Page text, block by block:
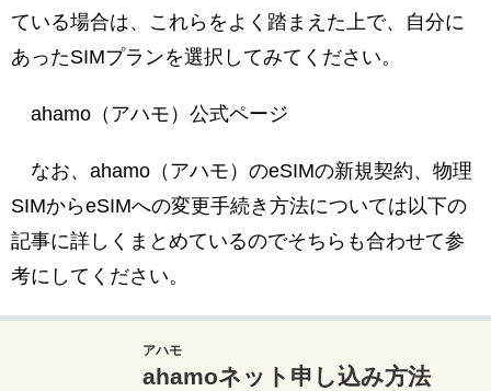
ている場合は、これらをよく踏まえた上で、自分に
あったSIMプランを選択してみてください。
ahamo（アハモ）公式ページ
なお、ahamo（アハモ）のeSIMの新規契約、物理
SIMからeSIMへの変更手続き方法については以下の
記事に詳しくまとめているのでそちらも合わせて参
考にしてください。
アハモ
ahamoネット申し込み方法